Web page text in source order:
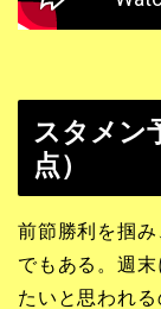
スタメン
点）
前節勝利を掴
でもある。週
たいと思われ